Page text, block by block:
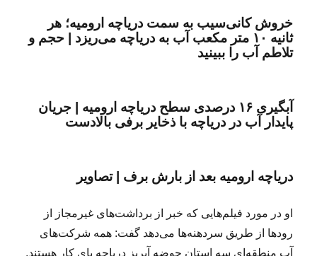
خروش کانی‌سیب به سمت دریاچه ارومیه؛ هر
ثانیه ۱۰ متر مکعب آب به دریاچه می‌ریزد | حجم و
تلاطم آب را ببینید
آبگیری ۱۶ درصدی سطح دریاچه ارومیه | جریان
پایدار آب در دریاچه با ذخایر برفی بالادست
دریاچه ارومیه بعد از بارش برف | تصاویر
او در مورد فیلم‌هایی که خبر از برداشت‌های غیرمجاز از
رودها از طریق سردهنه‌ها می‌دهد گفت: همه شرکت‌های
آب منطقه‌ای سه استان حوضه آبریز دریاچه پای کار هستند.